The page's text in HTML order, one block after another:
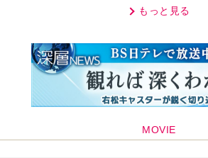
もっと見る
MOVIE